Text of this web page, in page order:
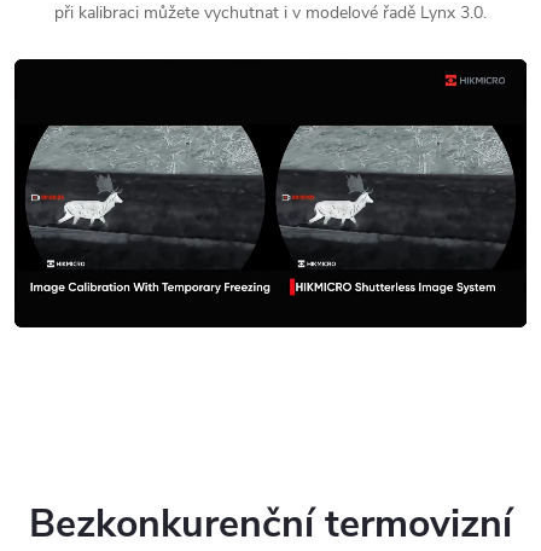
při kalibraci můžete vychutnat i v modelové řadě Lynx 3.0.
Bezkonkurenční termovizní